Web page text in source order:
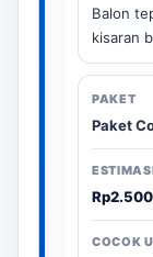
Balon
kisaran
Paket